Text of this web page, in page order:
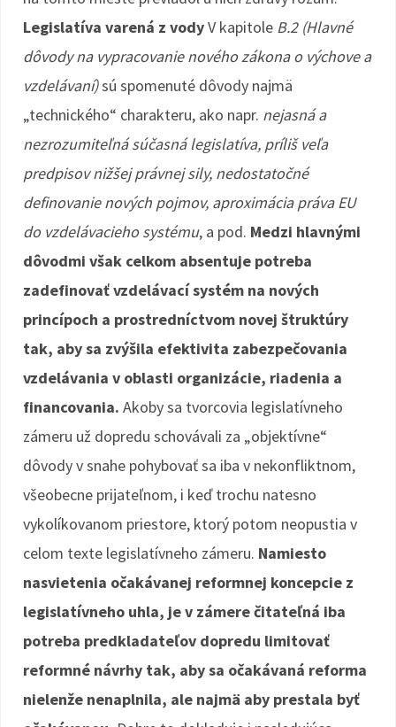
Legislatíva varená z vodyV kapitole B.2 (Hlavné
dôvody na vypracovanie nového zákona o výchove a
vzdelávaní)sú spomenuté dôvody najmä
„technického“ charakteru, ako napr. nejasná a
nezrozumiteľná súčasná legislatíva, príliš veľa
predpisov nižšej právnej sily, nedostatočné
definovanie nových pojmov, aproximácia práva EU
do vzdelávacieho systému, a pod. Medzi hlavnými
dôvodmi však celkom absentuje potreba
zadefinovať vzdelávací systém na nových
princípoch a prostredníctvom novej štruktúry
tak, aby sa zvýšila efektivita zabezpečovania
vzdelávania v oblasti organizácie, riadenia a
financovania. Akoby sa tvorcovia legislatívneho
zámeru už dopredu schovávali za „objektívne“
dôvody v snahe pohybovať sa iba v nekonfliktnom,
všeobecne prijateľnom, i keď trochu natesno
vykolíkovanom priestore, ktorý potom neopustia v
celom texte legislatívneho zámeru. Namiesto
nasvietenia očakávanej reformnej koncepcie z
legislatívneho uhla, je v zámere čitateľná iba
potreba predkladateľov dopredu limitovať
reformné návrhy tak, aby sa očakávaná reforma
nielenže nenaplnila, ale najmä aby prestala byť